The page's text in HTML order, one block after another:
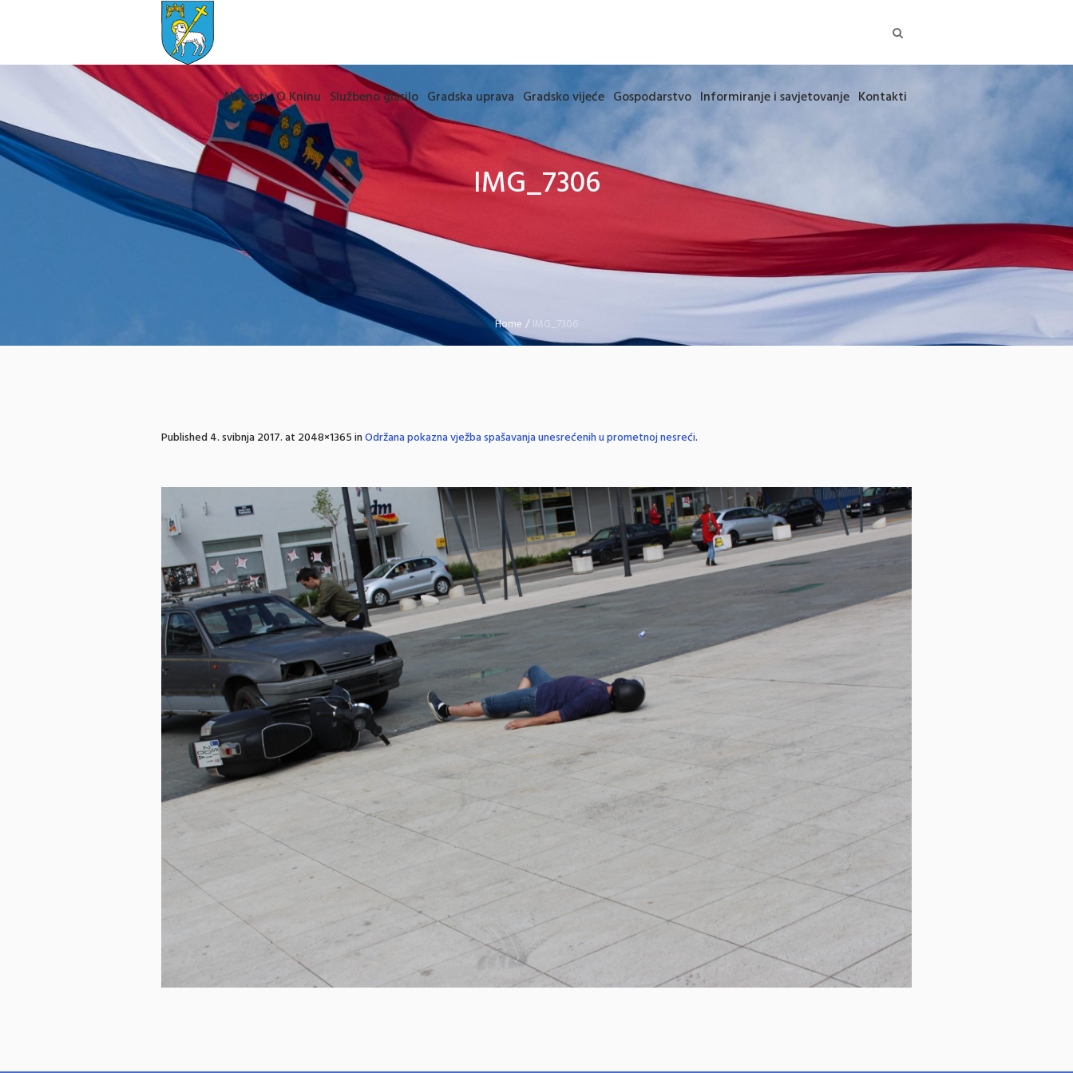
Novosti O Kninu Službeno glasilo Gradska uprava Gradsko vijeće Gospodarstvo Informiranje i savjetovanje Kontakti
IMG_7306
Home /IMG_7306
Published4. svibnja 2017.at 2048×1365 inOdržana pokazna vježba spašavanja unesrećenih u prometnoj nesreći.